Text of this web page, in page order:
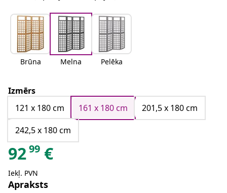
Brūna Melna Pelēka
Izmērs
121 x 180 cm
161 x 180 cm
201,5 x 180 cm
242,5 x 180 cm
9299 €
Iekļ. PVN
Apraksts